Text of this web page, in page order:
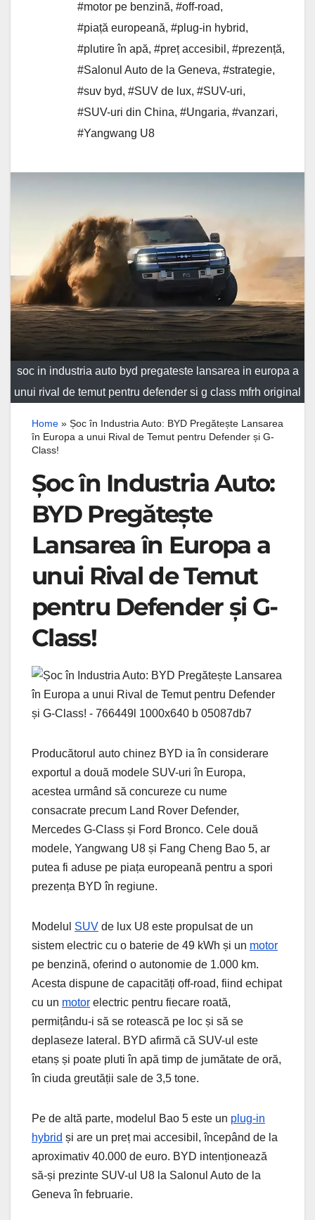
#motor pe benzină, #off-road,
#piață europeană, #plug-in hybrid,
#plutire în apă, #preț accesibil , #prezență,
#Salonul Auto de la Geneva, #strategie,
#suv byd, #SUV de lux, #SUV-uri,
#SUV-uri din China, #Ungaria, #vanzari,
#Yangwang U8
soc in industria auto byd pregateste lansarea in europa a
unui rival de temut pentru defender si g class mfrh original
Home » Șoc în Industria Auto: BYD Pregătește Lansarea
în Europa a unui Rival de Temut pentru Defender și G-
Class!
Șoc în Industria Auto:
BYD Pregătește
Lansarea în Europa a
unui Rival de Temut
pentru Defender și G-
Class!
Producătorul auto chinez BYD ia în considerare
exportul a două modele SUV-uri în Europa,
acestea urmând să concureze cu nume
consacrate precum Land Rover Defender,
Mercedes G-Class și Ford Bronco. Cele două
modele, Yangwang U8 și Fang Cheng Bao 5, ar
putea fi aduse pe piața europeană pentru a spori
prezența BYD în regiune.
Modelul SUV de lux U8 este propulsat de un
sistem electric cu o baterie de 49 kWh și un motor
pe benzină, oferind o autonomie de 1.000 km.
Acesta dispune de capacități off-road, fiind echipat
cu un motor electric pentru fiecare roată,
permițându-i să se rotească pe loc și să se
deplaseze lateral. BYD afirmă că SUV-ul este
etanș și poate pluti în apă timp de jumătate de oră,
în ciuda greutății sale de 3,5 tone.
Pe de altă parte, modelul Bao 5 este un plug-in
hybrid și are un preț mai accesibil, începând de la
aproximativ 40.000 de euro. BYD intenționează
să-și prezinte SUV-ul U8 la Salonul Auto de la
Geneva în februarie.